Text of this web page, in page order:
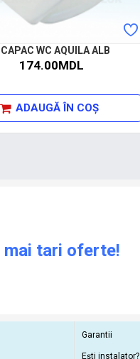
CAPAC WC AQUILA ALB
174.00MDL
ADAUGĂ ÎN COŞ
tari oferte!
Garantii
Ești instalator?